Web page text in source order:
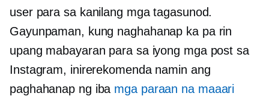
user para sa kanilang mga tagasunod.
Gayunpaman, kung naghahanap ka pa rin
upang mabayaran para sa iyong mga post sa
Instagram, inirerekomenda namin ang
paghahanap ng iba mga paraan na maaari